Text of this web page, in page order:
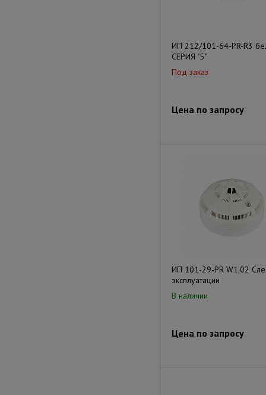
ИП 212/101-64-PR-R3
СЕРИЯ "5"
Под заказ
Цена по запросу
ИП 101-29-PR W1.02
эксплуатации
В наличии
Цена по запросу